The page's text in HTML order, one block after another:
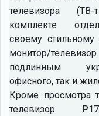
телевизора
комплекте
своему стильному
монитор/
подлинным
офисного, так и
Кроме просмотра
телевизор